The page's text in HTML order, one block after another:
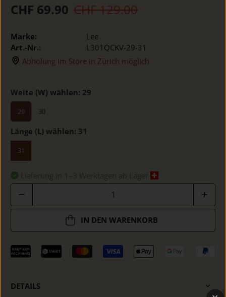
CHF 69.90 CHF 129.00
Marke:
Lee
Art.-Nr.:
L301QCKV-29-31
Abholung im Store in Zürich möglich
Weite (W) wählen: 29
29 30
Länge (L) wählen: 31
31
Lieferung in 1–3 Werktagen ab Lager
IN DEN WARENKORB
DETAILS